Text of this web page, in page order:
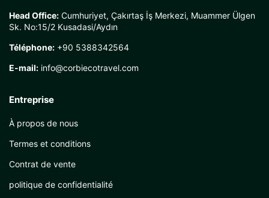
Head Office: Cumhuriyet, Çakırtaş İş Merkezi, Muammer Ülgen
Sk. No:15/2 Kusadasi/Aydın
Téléphone: +90 5388342564
E-mail: info@corbiecotravel.com
Entreprise
À propos de nous
Termes et conditions
Contrat de vente
politique de confidentialité